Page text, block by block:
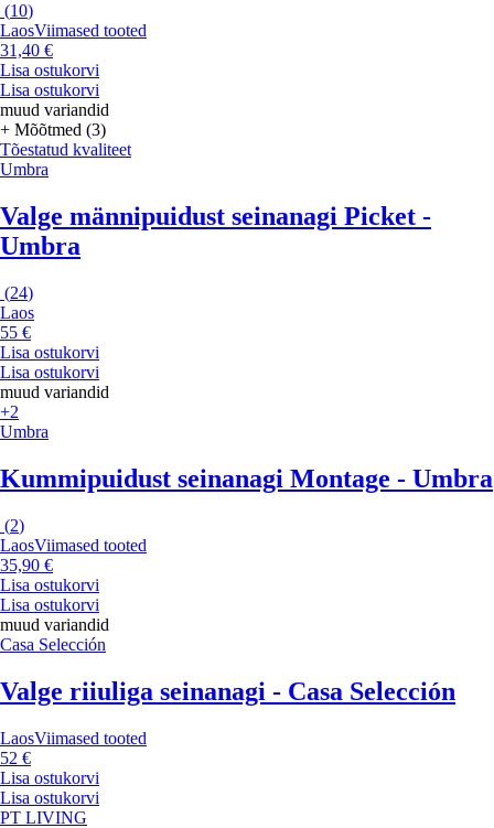
(10)
LaosViimased tooted
31,40 €
Lisa ostukorvi
Lisa ostukorvi
muud variandid
+ Mõõtmed (3)
Tõestatud kvaliteet
Umbra
Valge männipuidust seinanagi Picket -
Umbra
(24)
Laos
55 €
Lisa ostukorvi
Lisa ostukorvi
muud variandid
+2
Umbra
Kummipuidust seinanagi Montage - Umbra
(2)
LaosViimased tooted
35,90 €
Lisa ostukorvi
Lisa ostukorvi
muud variandid
Casa Selección
Valge riiuliga seinanagi - Casa Selección
LaosViimased tooted
52 €
Lisa ostukorvi
Lisa ostukorvi
PT LIVING